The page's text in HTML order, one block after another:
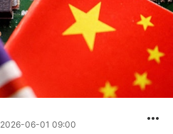
2026-06-01 09:00